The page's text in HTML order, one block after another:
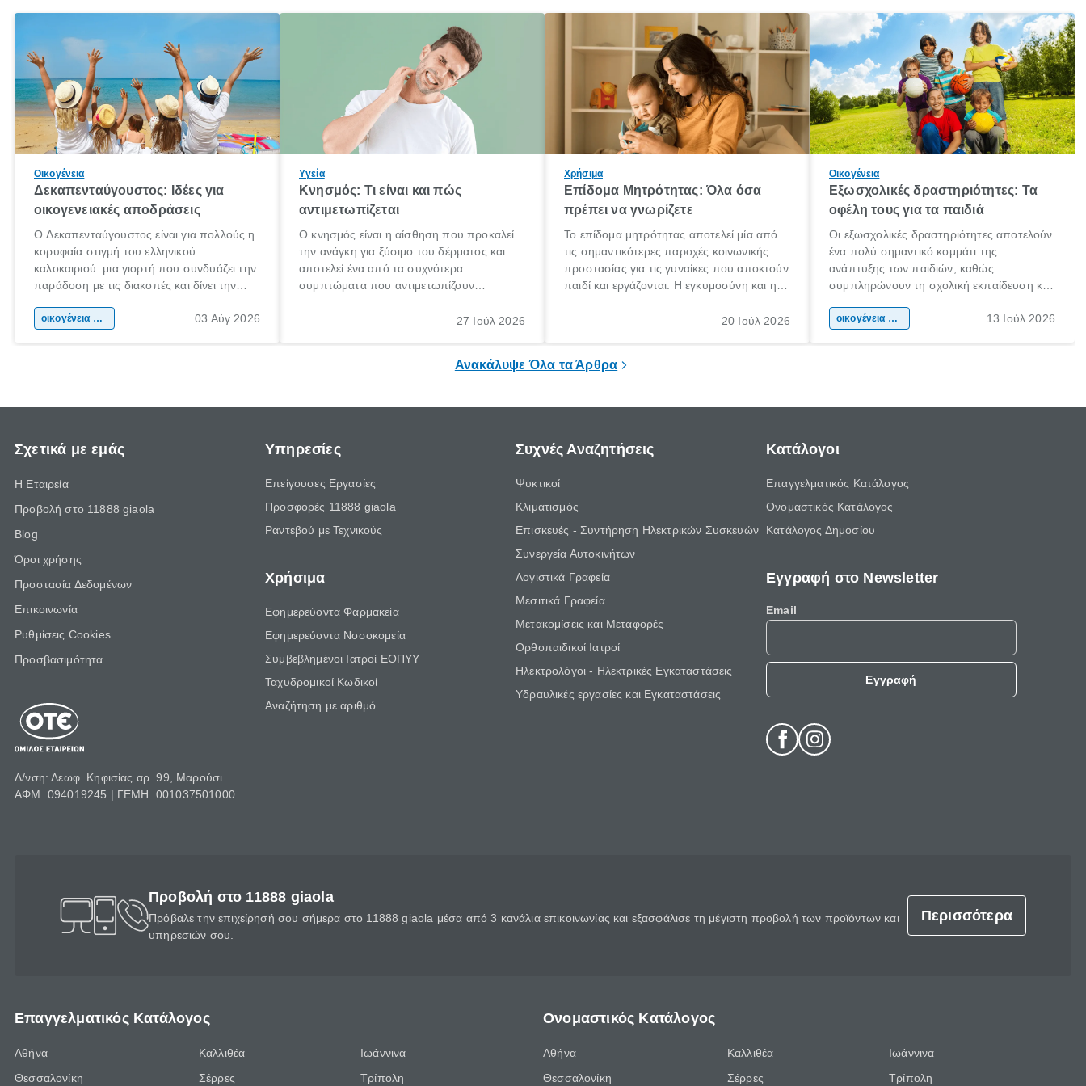
Οικογένεια
Δεκαπενταύγουστος: Ιδέες για
οικογενειακές αποδράσεις
Ο Δεκαπενταύγουστος είναι για πολλούς η
κορυφαία στιγμή του ελληνικού
καλοκαιριού: μια γιορτή που συνδυάζει την
παράδοση με τις διακοπές και δίνει την
χώρας. Είτε πρόκειται για λίγες μέρες
οικογένεια & παιδί 03 Αύγ 2026
Υγεία
Κνησμός: Τι είναι και πώς
αντιμετωπίζεται
Ο κνησμός είναι η αίσθηση που προκαλεί
την ανάγκη για ξύσιμο του δέρματος και
αποτελεί ένα από τα συχνότερα
συμπτώματα που αντιμετωπίζουν
πληροφορίες για το «κνησμός τι είναι»,
27 Ιούλ 2026
Χρήσιμα
Επίδομα Μητρότητας: Όλα όσα
πρέπει να γνωρίζετε
Το επίδομα μητρότητας αποτελεί μία από
τις σημαντικότερες παροχές κοινωνικής
προστασίας για τις γυναίκες που αποκτούν
παιδί και εργάζονται. Η εγκυμοσύνη και η
σημαντική περίοδος στη ζωή κάθε20 Ιούλ 2026
Οικογένεια
Εξωσχολικές δραστηριότητες: Τα
οφέλη τους για τα παιδιά
Οι εξωσχολικές δραστηριότητες αποτελούν
ένα πολύ σημαντικό κομμάτι της
ανάπτυξης των παιδιών, καθώς
συμπληρώνουν τη σχολική εκπαίδευση και
της προσωπικότητας, της κοινωνικότητας
οικογένεια & παιδί 13 Ιούλ 2026
Ανακάλυψε Όλα τα Άρθρα
Σχετικά με εμάς
Η Εταιρεία
Προβολή στο 11888 giaola
Blog
Όροι χρήσης
Προστασία Δεδομένων
Επικοινωνία
Ρυθμίσεις Cookies
Προσβασιμότητα
Δ/νση: Λεωφ. Κηφισίας αρ. 99, Μαρούσι
ΑΦΜ: 094019245 | ΓΕΜΗ: 001037501000
Υπηρεσίες
Επείγουσες Εργασίες
Προσφορές 11888 giaola
Ραντεβού με Τεχνικούς
Χρήσιμα
Εφημερεύοντα Φαρμακεία
Εφημερεύοντα Νοσοκομεία
Συμβεβλημένοι Ιατροί ΕΟΠΥΥ
Ταχυδρομικοί Κωδικοί
Αναζήτηση με αριθμό
Συχνές Αναζητήσεις
Ψυκτικοί
Κλιματισμός
Επισκευές - Συντήρηση Ηλεκτρικών Συσκευών
Συνεργεία Αυτοκινήτων
Λογιστικά Γραφεία
Μεσιτικά Γραφεία
Μετακομίσεις και Μεταφορές
Ορθοπαιδικοί Ιατροί
Ηλεκτρολόγοι - Ηλεκτρικές Εγκαταστάσεις
Υδραυλικές εργασίες και Εγκαταστάσεις
Κατάλογοι
Επαγγελματικός Κατάλογος
Ονομαστικός Κατάλογος
Κατάλογος Δημοσίου
Εγγραφή στο Newsletter
Email
Εγγραφή
Προβολή στο 11888 giaola
Πρόβαλε την επιχείρησή σου σήμερα στο 11888 giaola μέσα από 3 κανάλια επικοινωνίας και εξασφάλισε τη μέγιστη προβολή των προϊόντων και
υπηρεσιών σου.
Περισσότερα
Επαγγελματικός Κατάλογος
Αθήνα
Θεσσαλονίκη
Καλλιθέα
Σέρρες
Ιωάννινα
Τρίπολη
Ονομαστικός Κατάλογος
Αθήνα
Θεσσαλονίκη
Καλλιθέα
Σέρρες
Ιωάννινα
Τρίπολη